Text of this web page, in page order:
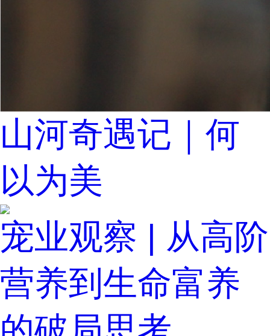
山河奇遇记｜何
以为美
宠业观察 | 从高阶
营养到生命富养